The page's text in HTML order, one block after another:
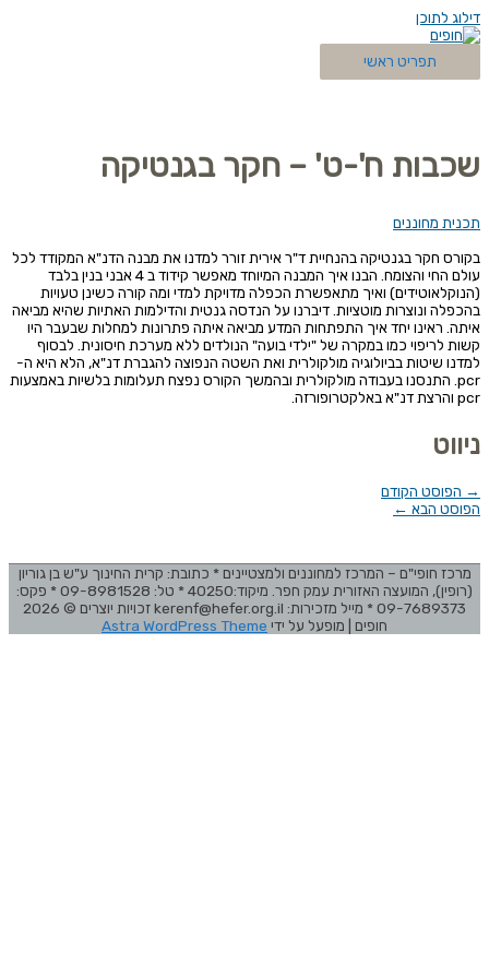
דילוג לתוכן
תפריט ראשי
שכבות ח'-ט' – חקר בגנטיקה
תכנית מחוננים
בקורס חקר בגנטיקה בהנחיית ד"ר אירית זורר למדנו את מבנה הדנ"א המקודד לכל
עולם החי והצומח. הבנו איך המבנה המיוחד מאפשר קידוד ב 4 אבני בנין בלבד
(הנוקלאוטידים) ואיך מתאפשרת הכפלה מדויקת למדי ומה קורה כשינן טעויות
בהכפלה ונוצרות מוטציות. דיברנו על הנדסה גנטית והדילמות האתיות שהיא מביאה
איתה. ראינו יחד איך התפתחות המדע מביאה איתה פתרונות למחלות שבעבר היו
קשות לריפוי כמו במקרה של "ילדי בועה" הנולדים ללא מערכת חיסונית. לבסוף
למדנו שיטות בביולוגיה מולקולרית ואת השטה הנפוצה להגברת דנ"א, הלא היא ה-
pcr. התנסנו בעבודה מולקולרית ובהמשך הקורס נפצח תעלומות בלשיות באמצעות
pcr והרצת דנ"א באלקטרופורזה.
ניווט
→ הפוסט הקודם
הפוסט הבא ←
מרכז חופי"ם – המרכז למחוננים ולמצטיינים * כתובת: קרית החינוך ע"ש בן גוריון
(רופין), המועצה האזורית עמק חפר. מיקוד:40250 * טל: 09-8981528 * פקס:
09-7689373 * מייל מזכירות: kerenf@hefer.org.il זכויות יוצרים © 2026
חופים | מופעל על ידי Astra WordPress Theme